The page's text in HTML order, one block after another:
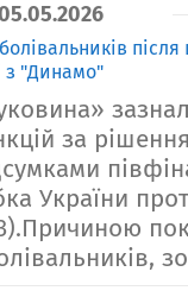
з "Динамо"
за
України